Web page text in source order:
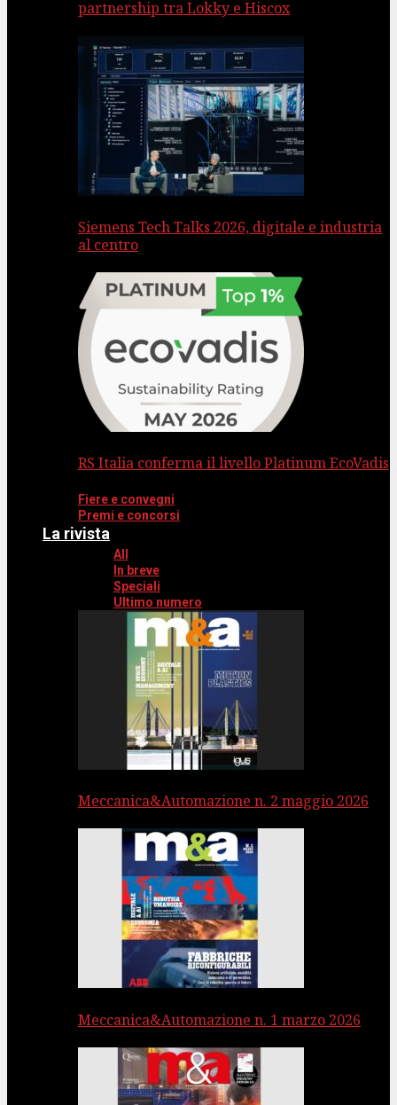
partnership tra Lokky e Hiscox
Siemens Tech Talks 2026, digitale e industria
al centro
RS Italia conferma il livello Platinum EcoVadis
Fiere e convegni
Premi e concorsi
La rivista
All
In breve
Speciali
Ultimo numero
Meccanica&Automazione n. 2 maggio 2026
Meccanica&Automazione n. 1 marzo 2026